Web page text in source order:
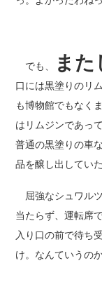
でも、 また
口には黒塗りのリ
も博物館でもなく
はリムジンであっ
普通の黒塗りの車
品を醸し出していた
屈強なシュワル
当たらず、運転席
入り口の前で待ち
け。なんていうの